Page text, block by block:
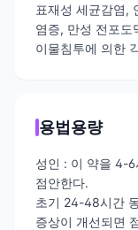
표재성 세균감염,
염증, 만성 전포도
이물침투에 의한
용법용량
성인 : 이 약을 4-
점안한다.
초기 24-48시간
증상이 개선되면